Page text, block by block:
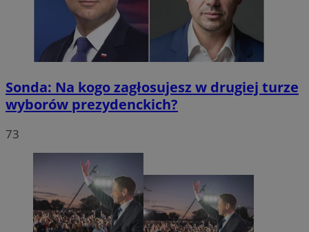
Sonda: Na kogo zagłosujesz w drugiej turze
wyborów prezydenckich?
73